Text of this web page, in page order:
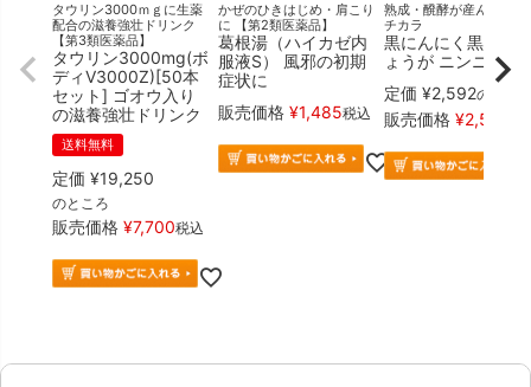
タウリン3000ｍｇに生薬
配合の滋養強壮ドリンク
【第3類医薬品】
タウリン3000mg(ボ
ディV3000Z)[50本
セット] ゴオウ入り
の滋養強壮ドリンク
送料無料
定価 ¥19,250
のところ
販売価格 ¥7,700税込
かぜのひきはじめ・肩こり
に 【第2類医薬品】
葛根湯（ハイカゼ内
服液S） 風邪の初期
症状に
販売価格 ¥1,485税込
熟成・醗酵が産んだ新た
チカラ
黒にんにく黒生姜
ょうが ニンニク
定価 ¥2,592のとこ
販売価格 ¥2,592